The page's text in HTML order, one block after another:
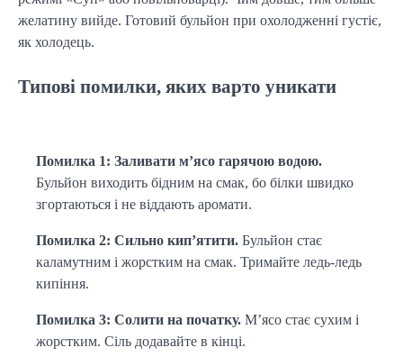
желатину вийде. Готовий бульйон при охолодженні густіє,
як холодець.
Типові помилки, яких варто уникати
Помилка 1: Заливати м’ясо гарячою водою.
Бульйон виходить бідним на смак, бо білки швидко
згортаються і не віддають аромати.
Помилка 2: Сильно кип’ятити. Бульйон стає
каламутним і жорстким на смак. Тримайте ледь-ледь
кипіння.
Помилка 3: Солити на початку. М’ясо стає сухим і
жорстким. Сіль додавайте в кінці.